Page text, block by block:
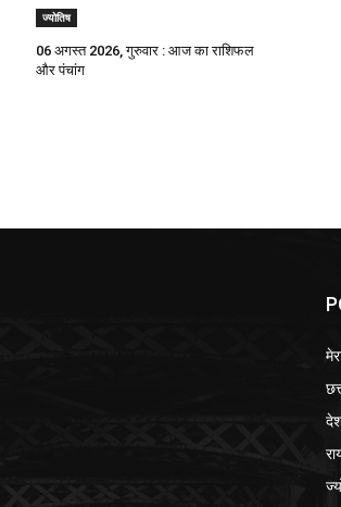
ज्योतिष
06 अगस्त 2026, गुरुवार : आज का राशिफल
और पंचांग